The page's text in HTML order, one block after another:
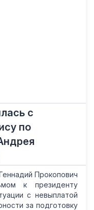
с
по
Прокопович
к президенту
с невыплатой
за подготовку